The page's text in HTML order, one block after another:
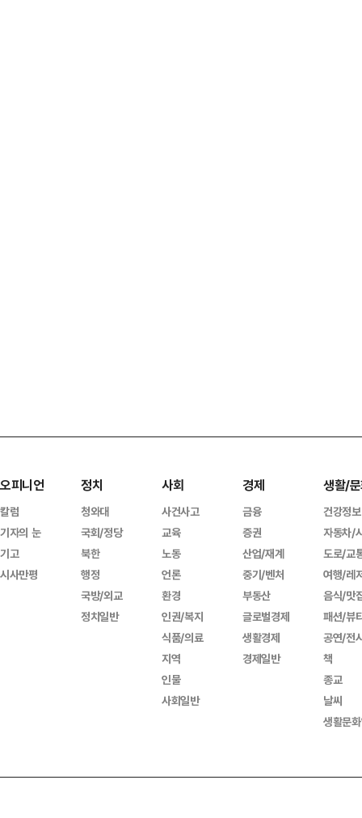
오피니언
칼럼
기자의 눈
기고
시사만평
정치
청와대
국회/정당
북한
행정
국방/외교
정치일반
사회
사건사고
교육
노동
언론
환경
인권/복지
식품/의료
지역
인물
사회일반
경제
금융
증권
산업/재계
중기/벤처
부동산
글로벌경제
생활경제
경제일반
생활/
건강정보
자동차/
도로/교
여행/레
음식/맛
패션/뷰
공연/전
책
종교
날씨
생활문